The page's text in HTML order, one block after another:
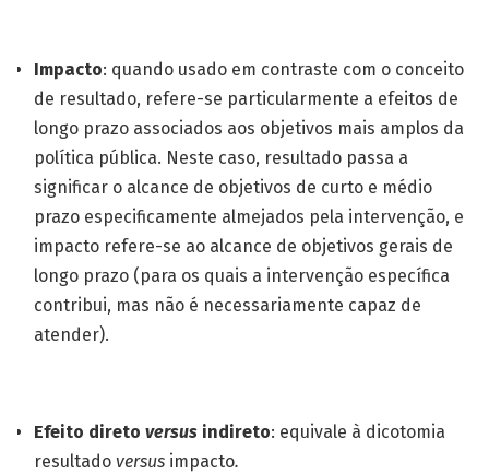
Impacto: quando usado em contraste com o conceito
de resultado, refere-se particularmente a efeitos de
longo prazo associados aos objetivos mais amplos da
política pública. Neste caso, resultado passa a
significar o alcance de objetivos de curto e médio
prazo especificamente almejados pela intervenção, e
impacto refere-se ao alcance de objetivos gerais de
longo prazo (para os quais a intervenção específica
contribui, mas não é necessariamente capaz de
atender).
Efeito direto versus indireto: equivale à dicotomia
resultado versus impacto.